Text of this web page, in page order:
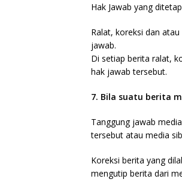
Hak Jawab yang
Ralat, koreksi dan
jawab.
Di setiap berita ralat,
hak jawab tersebut.
7. Bila suatu berita
Tanggung jawab
tersebut atau media
Koreksi berita yang
mengutip berita dari